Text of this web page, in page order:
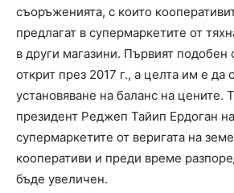
съоръженията, с които
предлагат в супермаркетите от
в други магазини. Първият подобен
открит през 2017 г., а целта им е да
установяване на баланс на цените.
президент Реджеп Тайип Ердоган
супермаркетите от веригата на
кооперативи и преди време
бъде увеличен.